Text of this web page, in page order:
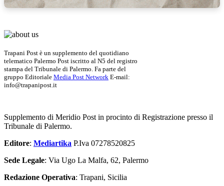
Trapani Post è un supplemento del quotidiano
telematico Palermo Post iscritto al N5 del registro
stampa del Tribunale di Palermo. Fa parte del
gruppo Editoriale Media Post Network E-mail:
info@trapanipost.it
Supplemento di Meridio Post in procinto di Registrazione presso il
Tribunale di Palermo.
Editore: Mediartika P.Iva 07278520825
Sede Legale: Via Ugo La Malfa, 62, Palermo
Redazione Operativa: Trapani, Sicilia